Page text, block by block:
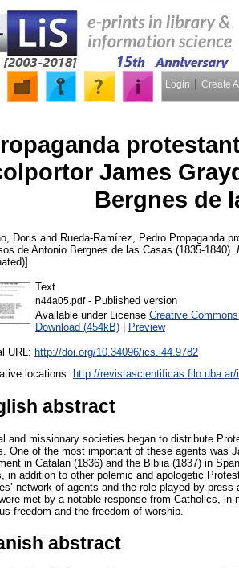
Login Create
James
Bergnes de
Doris and Rueda-Ramírez, Pedro Propaganda
de Antonio Bergnes de las Casas (1835-1840).
Text
n44a05.pdf- Published version
Available under License Creative
Download (454kB) | Preview
URL: http://doi.org/10.34096/ics.i44.9782
locations: http://
abstract
and missionary societies began to distribute
One of the most important of these agents was
in Catalan (1836) and the Biblia (1837) in
in addition to other polemic and apologetic
network of agents and the role played by
met by a notable response from Catholics,
freedom and the freedom of worship.
abstract